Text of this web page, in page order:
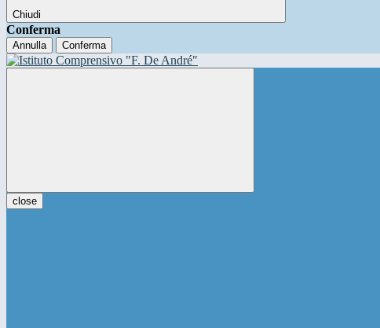
Chiudi
Conferma
Annulla Conferma
close